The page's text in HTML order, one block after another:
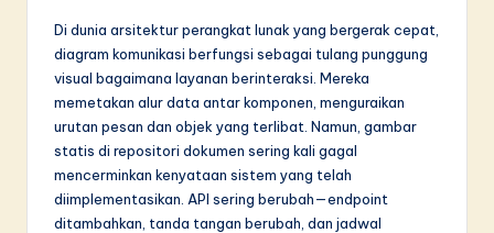
si
L
Di dunia arsitektur perangkat lunak yang bergerak cepat,
diagram komunikasi berfungsi sebagai tulang punggung
visual bagaimana layanan berinteraksi. Mereka
memetakan alur data antar komponen, menguraikan
urutan pesan dan objek yang terlibat. Namun, gambar
statis di repositori dokumen sering kali gagal
mencerminkan kenyataan sistem yang telah
diimplementasikan. API sering berubah—endpoint
ditambahkan, tanda tangan berubah, dan jadwal